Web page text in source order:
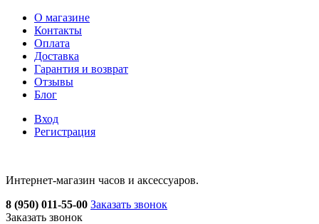
О магазине
Контакты
Оплата
Доставка
Гарантия и возврат
Отзывы
Блог
Вход
Регистрация
Интернет-магазин часов и аксессуаров.
8 (950) 011-55-00 Заказать звонок
Заказать звонок